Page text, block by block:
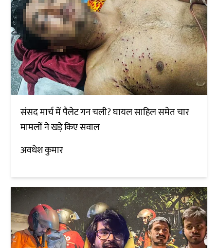
संसद मार्च में पैलेट गन चली? घायल साहिल समेत चार
मामलों ने खड़े किए सवाल
अवधेश कुमार